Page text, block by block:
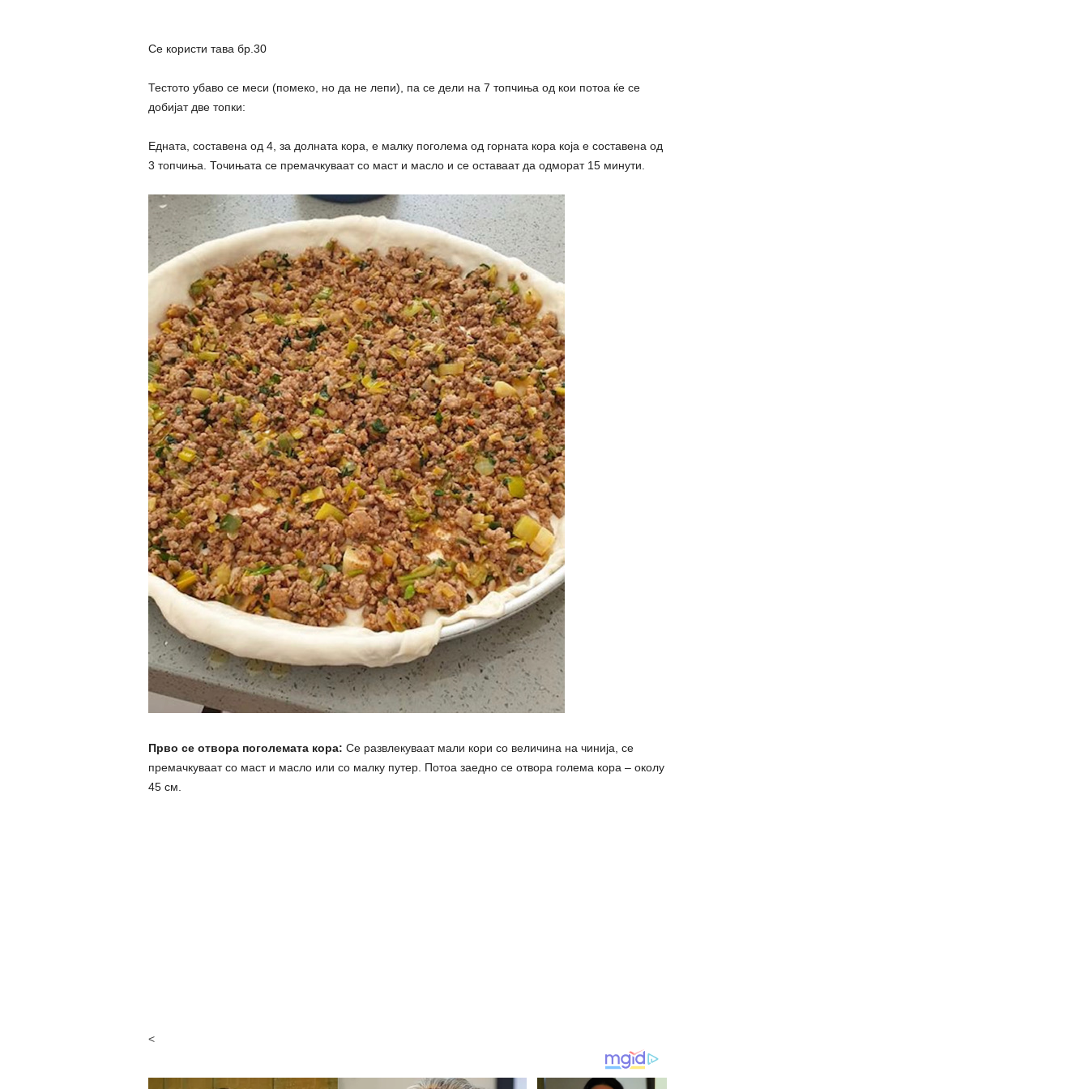
Се користи тава бр.30
Тестото убаво се меси (помеко, но да не лепи), па се дели на 7 топчиња од кои потоа ќе се
добијат две топки:
Едната, составена од 4, за долната кора, е малку поголема од горната кора која е составена од
3 топчиња. Точињата се премачкуваат со маст и масло и се оставаат да одморат 15 минути.
Прво се отвора поголемата кора: Се развлекуваат мали кори со величина на чинија, се
премачкуваат со маст и масло или со малку путер. Потоа заедно се отвора голема кора – околу
45 см.
<